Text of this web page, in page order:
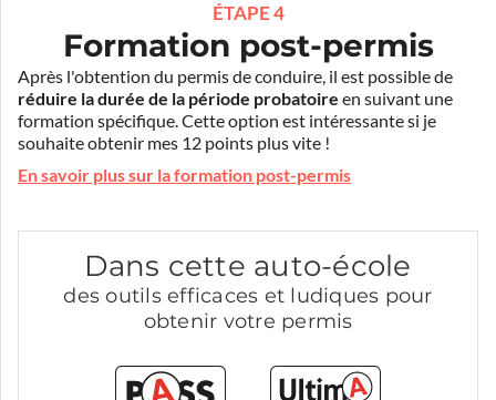
ÉTAPE 4
Formation post-permis
Après l'obtention du permis de conduire, il est possible de
réduire la durée de la période probatoire en suivant une
formation spécifique. Cette option est intéressante si je
souhaite obtenir mes 12 points plus vite !
En savoir plus sur la formation post-permis
Dans cette auto-école
des outils efficaces et ludiques pour
obtenir votre permis